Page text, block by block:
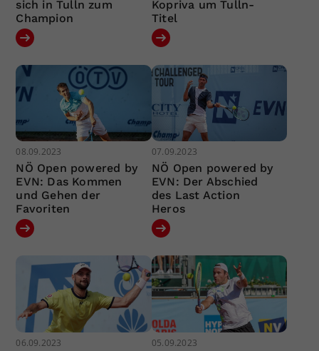
sich in Tulln zum
Champion
Kopriva um Tulln-
Titel
08.09.2023
NÖ Open powered by
EVN: Das Kommen
und Gehen der
Favoriten
07.09.2023
NÖ Open powered by
EVN: Der Abschied
des Last Action
Heros
06.09.2023 05.09.2023